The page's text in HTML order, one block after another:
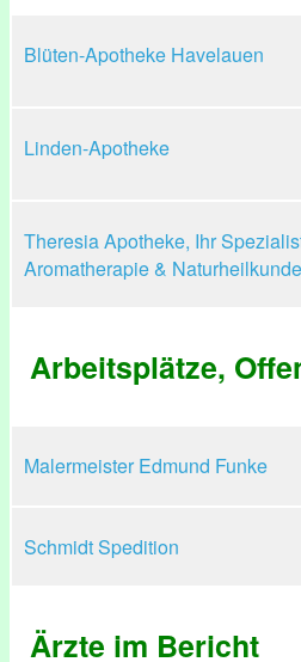
Blüten-Apotheke Havelauen
Linden-Apotheke
Theresia Apotheke, Ihr
Aromatherapie & Naturheilkunde
Arbeitsplätze,
Malermeister Edmund Funke
Schmidt Spedition
Ärzte im Bericht